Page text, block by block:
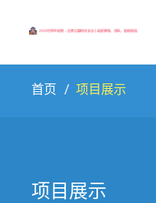
首页 项目展示
项目展示